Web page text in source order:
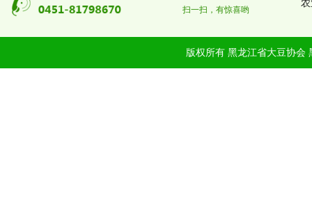
扫一扫，有惊喜哟
版权所有 黑龙江省大豆协会